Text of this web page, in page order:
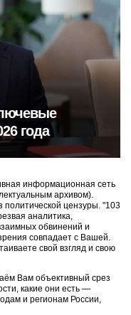
года
информационная сеть
архивом).
политической цензуры. "103
аналитика,
обвинений и
совпадает с Вашей.
свой взгляд и свою
Вам объективный срез
какие они есть —
и регионам России,